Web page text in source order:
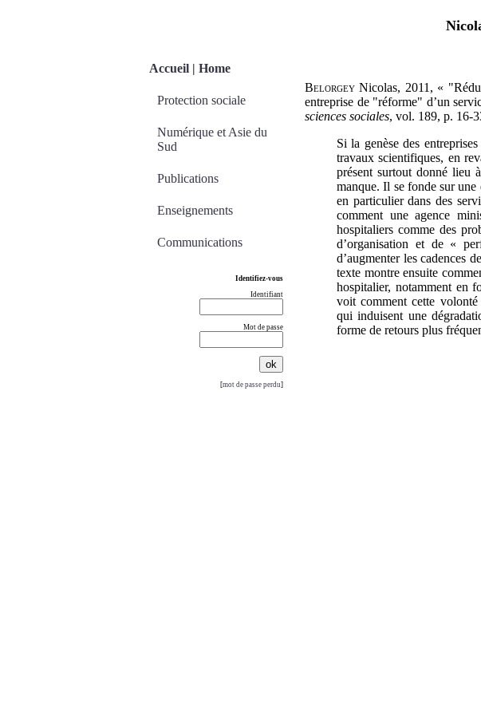
Accueil | Home
Protection sociale
Numérique et Asie du
Sud
Publications
Enseignements
Communications
Identifiez-vous
Identifiant
Mot de passe
[mot de passe perdu]
BelorgeyNicolas, 2011, «
entreprise de "réforme" d’un
sciences sociales, vol. 189, p. 16-
Si la genèse des
travaux scientifiques, en
présent surtout donné lieu
manque. Il se fonde sur une
en particulier dans des
comment une agence
hospitaliers comme des
d’organisation et de «
d’augmenter les cadences
texte montre ensuite
hospitalier, notamment en
voit comment cette volonté
qui induisent une
forme de retours plus